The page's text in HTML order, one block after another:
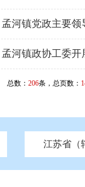
孟河镇党政主要
孟河镇政协工委
总数： 206条，总页数：
河北 山西
江苏省（
苏州市政府 无锡
市科技局 市